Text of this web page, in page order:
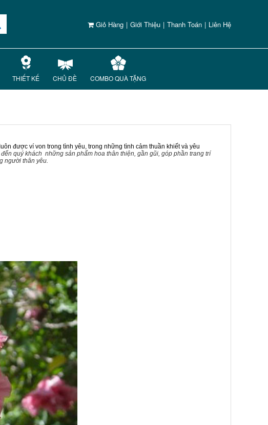
Giỏ Hàng | Giới Thiệu | Thanh Toán | Liên Hệ
THIẾT KẾ CHỦ ĐỀ COMBO QUÀ TẶNG
được ví von trong tình yêu, trong những tình cảm thuần khiết và yêu
quý khách những sản phẩm hoa thân thiện, gần gũi, góp phần trang trí
người thân yêu.